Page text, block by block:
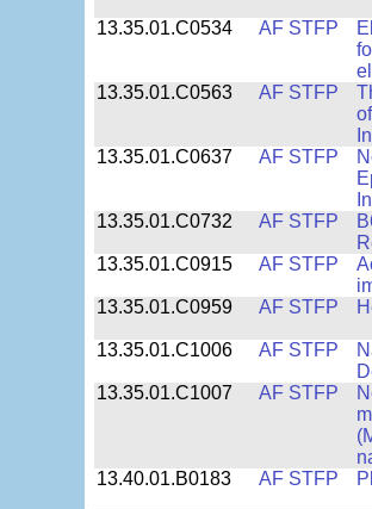
13.35.01.C0534 AF STFP
13.35.01.C0563
AF STFP
13.35.01.C0637
AF STFP
13.35.01.C0732
AF STFP
13.35.01.C0915
AF STFP
13.35.01.C0959
AF STFP
13.35.01.C1006 AF STFP
13.35.01.C1007
AF STFP
13.40.01.B0183
AF STFP